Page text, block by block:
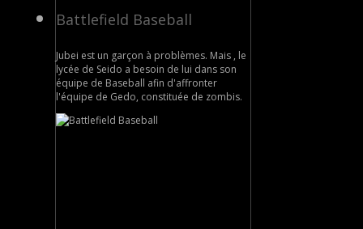
Battlefield Baseball
Jubei est un garçon à problèmes. Mais , le
lycée de Seido a besoin de lui dans son
équipe de Baseball afin d'affronter
l'équipe de Gedo, constituée de zombis.